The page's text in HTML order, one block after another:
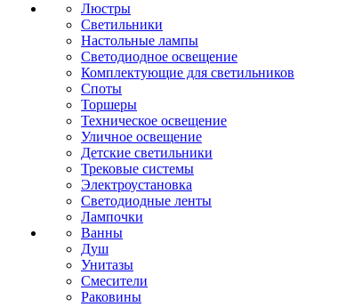
Люстры
Светильники
Настольные лампы
Светодиодное освещение
Комплектующие для светильников
Споты
Торшеры
Техническое освещение
Уличное освещение
Детские светильники
Трековые системы
Электроустановка
Светодиодные ленты
Лампочки
Ванны
Душ
Унитазы
Смесители
Раковины